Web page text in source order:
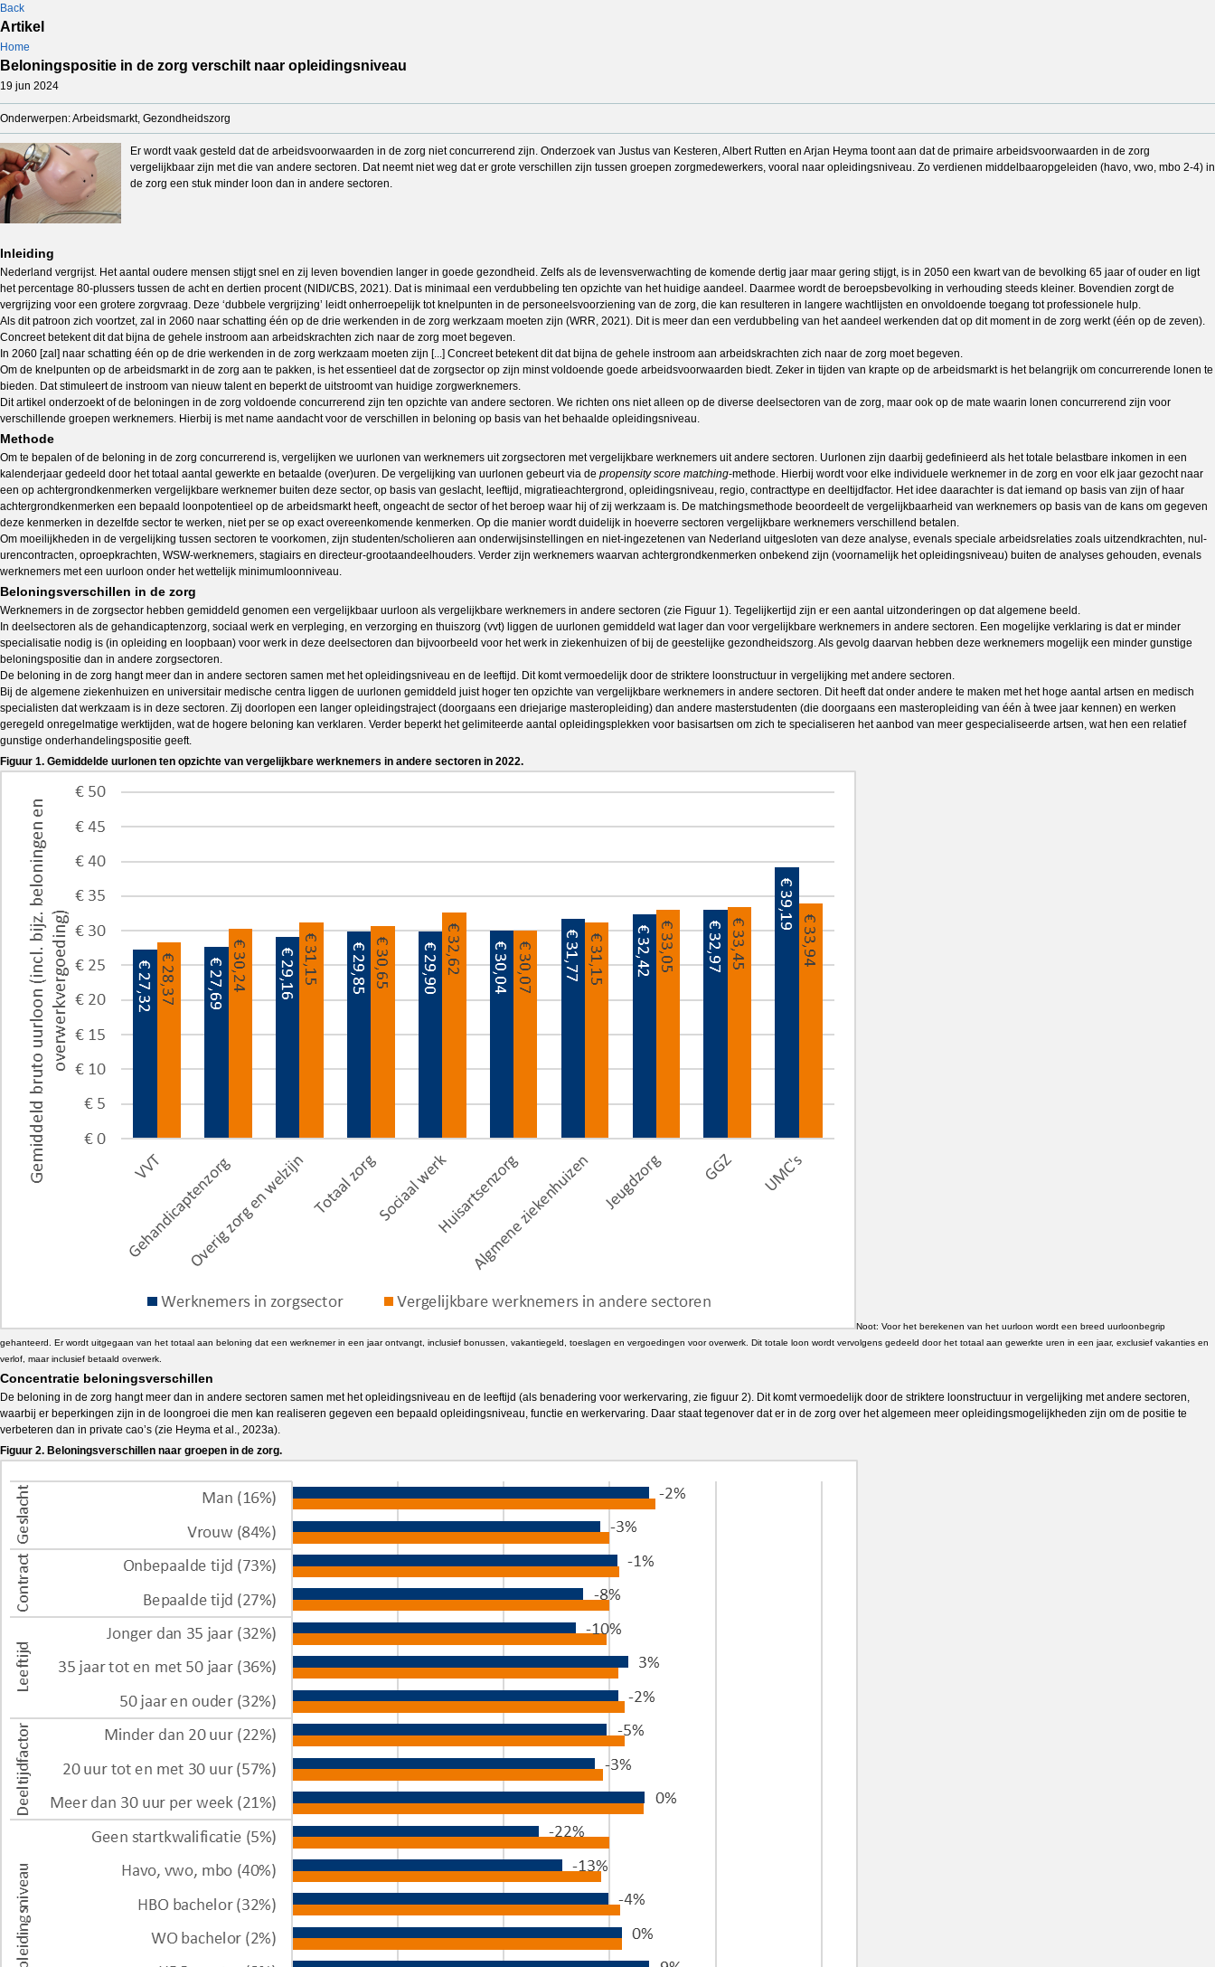
Back
Artikel
Home
Beloningspositie in de zorg verschilt naar opleidingsniveau
19 jun 2024
Onderwerpen: Arbeidsmarkt, Gezondheidszorg
Er wordt vaak gesteld dat de arbeidsvoorwaarden in de zorg niet concurrerend zijn. Onderzoek van Justus van Kesteren, Albert Rutten en Arjan Heyma toont aan dat de primaire arbeidsvoorwaarden in de zorg
vergelijkbaar zijn met die van andere sectoren. Dat neemt niet weg dat er grote verschillen zijn tussen groepen zorgmedewerkers, vooral naar opleidingsniveau. Zo verdienen middelbaaropgeleiden (havo, vwo, mbo 2-4) in
de zorg een stuk minder loon dan in andere sectoren.
Inleiding
Nederland vergrijst. Het aantal oudere mensen stijgt snel en zij leven bovendien langer in goede gezondheid. Zelfs als de levensverwachting de komende dertig jaar maar gering stijgt, is in 2050 een kwart van de bevolking 65 jaar of ouder en ligt
het percentage 80-plussers tussen de acht en dertien procent (NIDI/CBS, 2021). Dat is minimaal een verdubbeling ten opzichte van het huidige aandeel. Daarmee wordt de beroepsbevolking in verhouding steeds kleiner. Bovendien zorgt de
vergrijzing voor een grotere zorgvraag. Deze ‘dubbele vergrijzing’ leidt onherroepelijk tot knelpunten in de personeelsvoorziening van de zorg, die kan resulteren in langere wachtlijsten en onvoldoende toegang tot professionele hulp.
Als dit patroon zich voortzet, zal in 2060 naar schatting één op de drie werkenden in de zorg werkzaam moeten zijn (WRR, 2021). Dit is meer dan een verdubbeling van het aandeel werkenden dat op dit moment in de zorg werkt (één op de zeven).
Concreet betekent dit dat bijna de gehele instroom aan arbeidskrachten zich naar de zorg moet begeven.
In 2060 [zal] naar schatting één op de drie werkenden in de zorg werkzaam moeten zijn [...] Concreet betekent dit dat bijna de gehele instroom aan arbeidskrachten zich naar de zorg moet begeven.
Om de knelpunten op de arbeidsmarkt in de zorg aan te pakken, is het essentieel dat de zorgsector op zijn minst voldoende goede arbeidsvoorwaarden biedt. Zeker in tijden van krapte op de arbeidsmarkt is het belangrijk om concurrerende lonen te
bieden. Dat stimuleert de instroom van nieuw talent en beperkt de uitstroomt van huidige zorgwerknemers.
Dit artikel onderzoekt of de beloningen in de zorg voldoende concurrerend zijn ten opzichte van andere sectoren. We richten ons niet alleen op de diverse deelsectoren van de zorg, maar ook op de mate waarin lonen concurrerend zijn voor
verschillende groepen werknemers. Hierbij is met name aandacht voor de verschillen in beloning op basis van het behaalde opleidingsniveau.
Methode
Om te bepalen of de beloning in de zorg concurrerend is, vergelijken we uurlonen van werknemers uit zorgsectoren met vergelijkbare werknemers uit andere sectoren. Uurlonen zijn daarbij gedefinieerd als het totale belastbare inkomen in een
kalenderjaar gedeeld door het totaal aantal gewerkte en betaalde (over)uren. De vergelijking van uurlonen gebeurt via de propensity score matching-methode. Hierbij wordt voor elke individuele werknemer in de zorg en voor elk jaar gezocht naar
een op achtergrondkenmerken vergelijkbare werknemer buiten deze sector, op basis van geslacht, leeftijd, migratieachtergrond, opleidingsniveau, regio, contracttype en deeltijdfactor. Het idee daarachter is dat iemand op basis van zijn of haar
achtergrondkenmerken een bepaald loonpotentieel op de arbeidsmarkt heeft, ongeacht de sector of het beroep waar hij of zij werkzaam is. De matchingsmethode beoordeelt de vergelijkbaarheid van werknemers op basis van de kans om gegeven
deze kenmerken in dezelfde sector te werken, niet per se op exact overeenkomende kenmerken. Op die manier wordt duidelijk in hoeverre sectoren vergelijkbare werknemers verschillend betalen.
Om moeilijkheden in de vergelijking tussen sectoren te voorkomen, zijn studenten/scholieren aan onderwijsinstellingen en niet-ingezetenen van Nederland uitgesloten van deze analyse, evenals speciale arbeidsrelaties zoals uitzendkrachten, nul-
urencontracten, oproepkrachten, WSW-werknemers, stagiairs en directeur-grootaandeelhouders. Verder zijn werknemers waarvan achtergrondkenmerken onbekend zijn (voornamelijk het opleidingsniveau) buiten de analyses gehouden, evenals
werknemers met een uurloon onder het wettelijk minimumloonniveau.
Beloningsverschillen in de zorg
Werknemers in de zorgsector hebben gemiddeld genomen een vergelijkbaar uurloon als vergelijkbare werknemers in andere sectoren (zie Figuur 1). Tegelijkertijd zijn er een aantal uitzonderingen op dat algemene beeld.
In deelsectoren als de gehandicaptenzorg, sociaal werk en verpleging, en verzorging en thuiszorg (vvt) liggen de uurlonen gemiddeld wat lager dan voor vergelijkbare werknemers in andere sectoren. Een mogelijke verklaring is dat er minder
specialisatie nodig is (in opleiding en loopbaan) voor werk in deze deelsectoren dan bijvoorbeeld voor het werk in ziekenhuizen of bij de geestelijke gezondheidszorg. Als gevolg daarvan hebben deze werknemers mogelijk een minder gunstige
beloningspositie dan in andere zorgsectoren.
De beloning in de zorg hangt meer dan in andere sectoren samen met het opleidingsniveau en de leeftijd. Dit komt vermoedelijk door de striktere loonstructuur in vergelijking met andere sectoren.
Bij de algemene ziekenhuizen en universitair medische centra liggen de uurlonen gemiddeld juist hoger ten opzichte van vergelijkbare werknemers in andere sectoren. Dit heeft dat onder andere te maken met het hoge aantal artsen en medisch
specialisten dat werkzaam is in deze sectoren. Zij doorlopen een langer opleidingstraject (doorgaans een driejarige masteropleiding) dan andere masterstudenten (die doorgaans een masteropleiding van één à twee jaar kennen) en werken
geregeld onregelmatige werktijden, wat de hogere beloning kan verklaren. Verder beperkt het gelimiteerde aantal opleidingsplekken voor basisartsen om zich te specialiseren het aanbod van meer gespecialiseerde artsen, wat hen een relatief
gunstige onderhandelingspositie geeft.
Figuur 1. Gemiddelde uurlonen ten opzichte van vergelijkbare werknemers in andere sectoren in 2022.
Noot: Voor het berekenen van het uurloon wordt een breed uurloonbegrip
gehanteerd. Er wordt uitgegaan van het totaal aan beloning dat een werknemer in een jaar ontvangt, inclusief bonussen, vakantiegeld, toeslagen en vergoedingen voor overwerk. Dit totale loon wordt vervolgens gedeeld door het totaal aan gewerkte uren in een jaar, exclusief vakanties en
verlof, maar inclusief betaald overwerk.
Concentratie beloningsverschillen
De beloning in de zorg hangt meer dan in andere sectoren samen met het opleidingsniveau en de leeftijd (als benadering voor werkervaring, zie figuur 2). Dit komt vermoedelijk door de striktere loonstructuur in vergelijking met andere sectoren,
waarbij er beperkingen zijn in de loongroei die men kan realiseren gegeven een bepaald opleidingsniveau, functie en werkervaring. Daar staat tegenover dat er in de zorg over het algemeen meer opleidingsmogelijkheden zijn om de positie te
verbeteren dan in private cao’s (zie Heyma et al., 2023a).
Figuur 2. Beloningsverschillen naar groepen in de zorg.